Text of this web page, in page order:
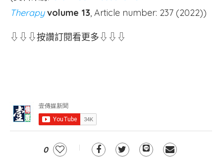
Therapy volume 13, Article number: 237 (2022))
⇩⇩⇩按讚訂閱看更多⇩⇩⇩
0